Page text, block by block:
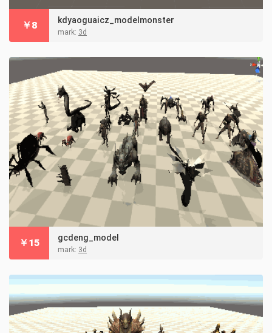
kdyaoguaicz_modelmonster
mark: 3d
￥8
gcdeng_model
mark: 3d
￥15